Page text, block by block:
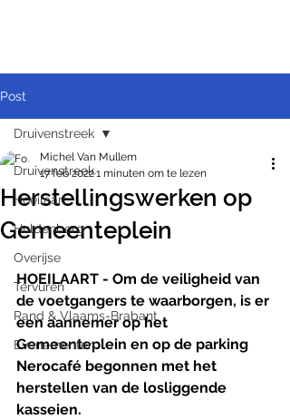
Post
Druivenstreek
Hoeilaart
Huldenberg
Overijse
Tervuren
Rand & Vlaams-Brabant
Evenementen
Druivenstreek
Herstellingswerken op
Gemeenteplein
Michel Van Mullem
17 feb 20221 minuten om te lezen
HOEILAART - Om de veiligheid van
de voetgangers te waarborgen, is er
een aannemer op het
Gemeenteplein en op de parking
Nerocafé begonnen met het
herstellen van de losliggende
kasseien.